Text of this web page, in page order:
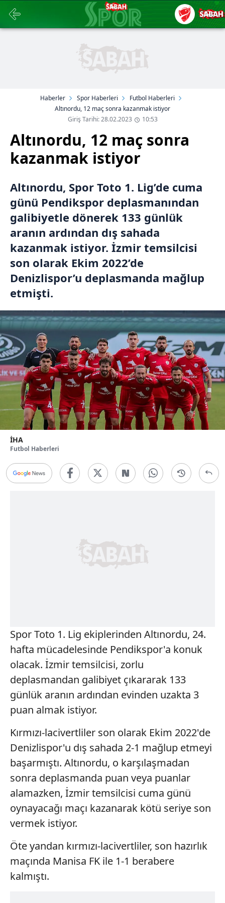
Haberler Spor Haberleri
Futbol Haberleri
Altınordu, 12 maç sonra kazanmak istiyor
Giriş Tarihi: 28.02.2023
10:53
Altınordu, 12 maç sonra
kazanmak istiyor
Altınordu, Spor Toto 1. Lig’de cuma
günü Pendikspor deplasmanından
galibiyetle dönerek 133 günlük
aranın ardından dış sahada
kazanmak istiyor. İzmir temsilcisi
son olarak Ekim 2022’de
Denizlispor’u deplasmanda mağlup
etmişti.
İHA
Futbol Haberleri
Spor Toto 1. Lig ekiplerinden Altınordu, 24.
hafta mücadelesinde Pendikspor'a konuk
olacak. İzmir temsilcisi, zorlu
deplasmandan galibiyet çıkararak 133
günlük aranın ardından evinden uzakta 3
puan almak istiyor.
Kırmızı-lacivertliler son olarak Ekim 2022'de
Denizlispor'u dış sahada 2-1 mağlup etmeyi
başarmıştı. Altınordu, o karşılaşmadan
sonra deplasmanda puan veya puanlar
alamazken, İzmir temsilcisi cuma günü
oynayacağı maçı kazanarak kötü seriye son
vermek istiyor.
Öte yandan kırmızı-lacivertliler, son hazırlık
maçında Manisa FK ile 1-1 berabere
kalmıştı.